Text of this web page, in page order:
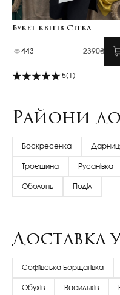
Букет квітів Сітка
443 2390₴
5(1)
Райони
Воскресенка
Троєщина Русанівка
Оболонь Поділ
Доставка
Софіївська Борщагівка
Обухів Васильків